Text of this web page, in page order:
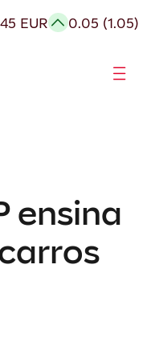
EUR 0.05 (1.05)
ensina